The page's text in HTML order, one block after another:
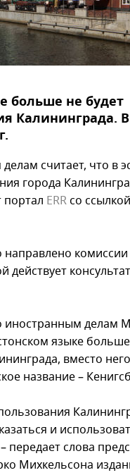
больше не будет
Калининграда.
считает, что в
города
ERR со
иностранным делам
языке
вместо
название –
и
передает слова
Михкельсона